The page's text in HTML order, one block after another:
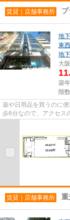
賃貸｜店舗事務所
地
東
地
大
築
階
薬や日用品を買うのに
歩6分なので、アクセス
賃貸｜店舗事務所 重